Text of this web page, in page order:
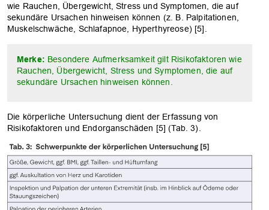
wie Rauchen, Übergewicht, Stress und Symptomen, die auf
sekundäre Ursachen hinweisen können (z. B. Palpitationen,
Muskelschwäche, Schlafapnoe, Hyperthyreose) [5].
Merke: Besondere Aufmerksamkeit gilt Risikofaktoren wie
Rauchen, Übergewicht, Stress und Symptomen, die auf
sekundäre Ursachen hinweisen können.
Die körperliche Untersuchung dient der Erfassung von
Risikofaktoren und Endorganschäden [5] (Tab. 3).